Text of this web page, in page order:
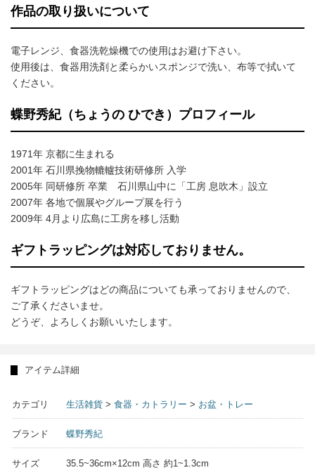
作品の取り扱いについて
電子レンジ、食器洗乾燥機での使用はお避け下さい。
使用後は、食器用洗剤と柔らかいスポンジで洗い、布等で拭いて
ください。
蝶野秀紀（ちょうの ひでき）プロフィール
1971年 京都に生まれる
2001年 石川県挽物轆轤技術研修所 入学
2005年 同研修所 卒業 石川県山中に「工房 息吹木」設立
2007年 各地で個展やグループ展を行う
2009年 4月より広島に工房を移し活動
ギフトラッピングは対応しておりません。
ギフトラッピングはどの商品についても承っておりませんので、
ご了承くださいませ。
どうぞ、よろしくお願いいたします。
アイテム詳細
カテゴリ 生活雑貨 > 食器・カトラリー > お盆・トレー
ブランド 蝶野秀紀
サイズ 35.5~36cm×12cm 高さ 約1~1.3cm